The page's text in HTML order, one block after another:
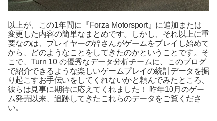
以上が、この1年間に『Forza Motorsport』に追加または
変更した内容の簡単なまとめです。しかし、それ以上に重
要なのは、プレイヤーの皆さんがゲームをプレイし始めて
から、どのようなことをしてきたのかということです。そ
こで、Turn 10 の優秀なデータ分析チームに、このブログ
で紹介できるような楽しいゲームプレイの統計データを掘
り起こすお手伝いをしてくれないかと頼んでみたところ、
彼らは見事に期待に応えてくれました！ 昨年10月のゲー
ム発売以来、追跡してきたこれらのデータをご覧くださ
い。